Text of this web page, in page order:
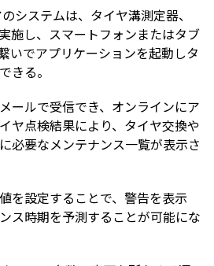
システムは、タイヤ溝測定器、
施し、スマートフォンまたはタブ
でアプリケーションを起動しタ
きる。
ールで受信でき、オンラインにア
ヤ点検結果により、タイヤ交換や
必要なメンテナンス一覧が表示さ
を設定することで、警告を表示
ス時期を予測することが可能にな